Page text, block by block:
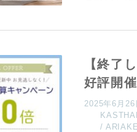
【終了
好評開催
2025年6月26
ARIAKE